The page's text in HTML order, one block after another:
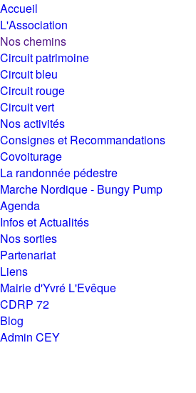
Accueil
L'Association
Nos chemins
Circuit patrimoine
Circuit bleu
Circuit rouge
Circuit vert
Nos activités
Consignes et Recommandations
Covoiturage
La randonnée pédestre
Marche Nordique - Bungy Pump
Agenda
Infos et Actualités
Nos sorties
Partenariat
Liens
Mairie d'Yvré L'Evêque
CDRP 72
Blog
Admin CEY